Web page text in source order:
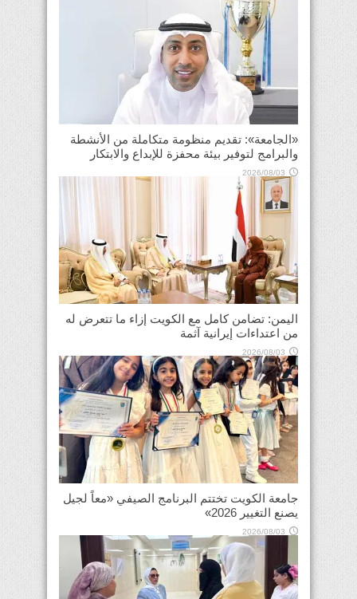
«الجامعة»: تقديم منظومة متكاملة من الأنشطة
والبرامج لتوفير بيئة محفزة للإبداع والابتكار
2026/08/03
اليمن: تضامن كامل مع الكويت إزاء ما تتعرض له
من اعتداءات إيرانية آثمة
2026/08/03
جامعة الكويت تختتم البرنامج الصيفي «معاً لجيل
يصنع التغيير 2026»
2026/08/03